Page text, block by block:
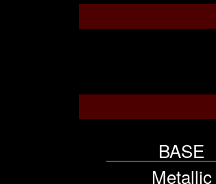
BASE
Metallic